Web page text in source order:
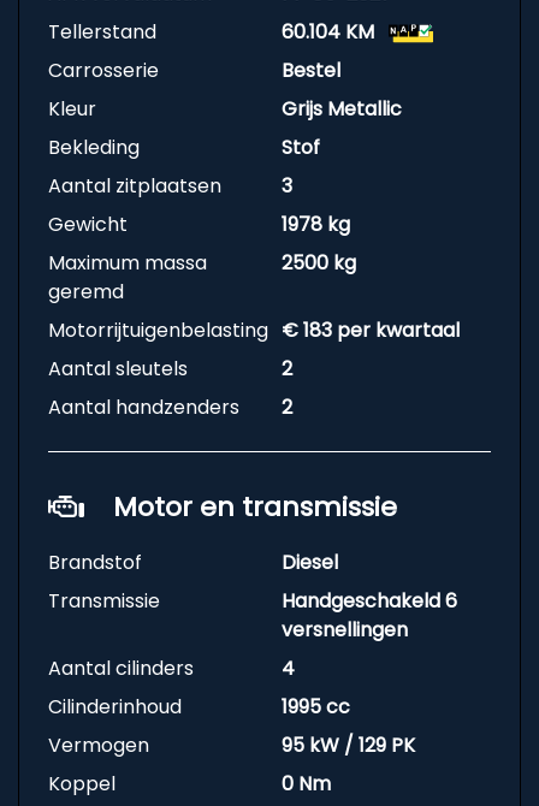
Tellerstand
60.104 KM
Carrosserie
Bestel
Kleur
Grijs Metallic
Bekleding
Stof
Aantal zitplaatsen
3
Gewicht
1978 kg
Maximum massa
geremd
2500 kg
Motorrijtuigenbelasting € 183 per kwartaal
Aantal sleutels
2
Aantal handzenders
2
Motor en transmissie
Brandstof
Diesel
Transmissie
Handgeschakeld 6
versnellingen
Aantal cilinders
4
Cilinderinhoud
1995 cc
Vermogen
95 kW / 129 PK
Koppel
0 Nm